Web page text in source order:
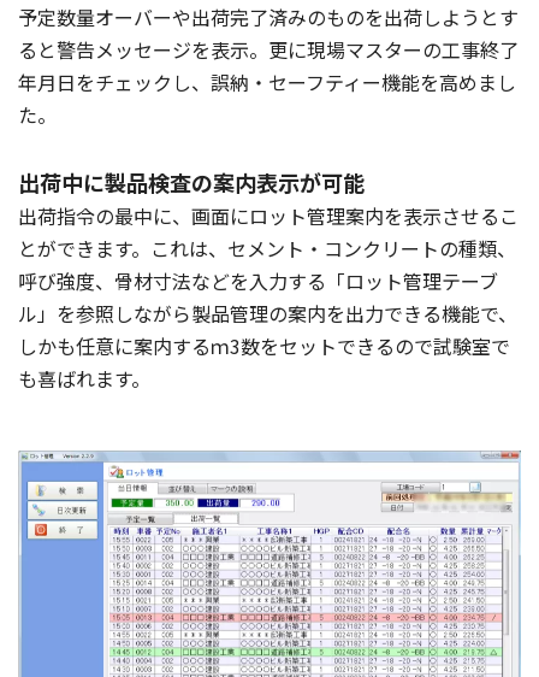
予定数量オーバーや出荷完了済みのものを出荷しようとす
ると警告メッセージを表示。更に現場マスターの工事終了
年月日をチェックし、誤納・セーフティー機能を高めまし
た。
出荷中に製品検査の案内表示が可能
出荷指令の最中に、画面にロット管理案内を表示させるこ
とができます。これは、セメント・コンクリートの種類、
呼び強度、骨材寸法などを入力する「ロット管理テーブ
ル」を参照しながら製品管理の案内を出力できる機能で、
しかも任意に案内するｍ3数をセットできるので試験室で
も喜ばれます。